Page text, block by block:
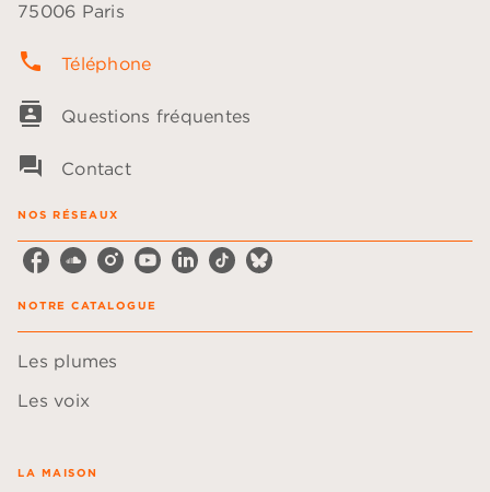
75006 Paris
phone Téléphone
contacts Questions fréquentes
question_answer Contact
NOS RÉSEAUX
NOTRE CATALOGUE
Les plumes
Les voix
LA MAISON